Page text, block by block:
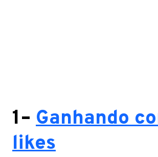
1– Ganhando
likes